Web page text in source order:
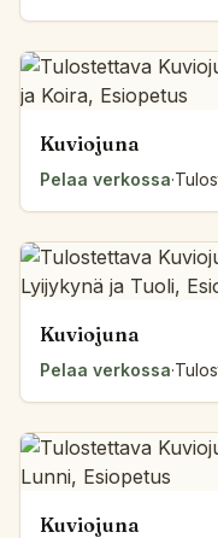
Kuviojuna
Pelaa verkossa·
Kuviojuna
Pelaa verkossa·
Kuviojuna